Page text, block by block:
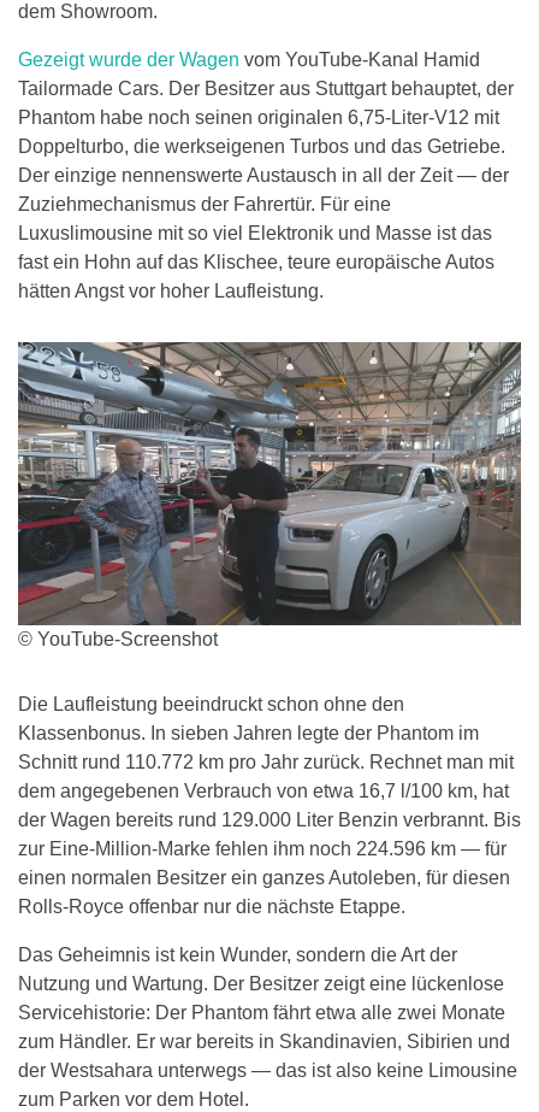
dem Showroom.
Gezeigt wurde der Wagen vom YouTube-Kanal Hamid
Tailormade Cars. Der Besitzer aus Stuttgart behauptet, der
Phantom habe noch seinen originalen 6,75-Liter-V12 mit
Doppelturbo, die werkseigenen Turbos und das Getriebe.
Der einzige nennenswerte Austausch in all der Zeit — der
Zuziehmechanismus der Fahrertür. Für eine
Luxuslimousine mit so viel Elektronik und Masse ist das
fast ein Hohn auf das Klischee, teure europäische Autos
hätten Angst vor hoher Laufleistung.
© YouTube-Screenshot
Die Laufleistung beeindruckt schon ohne den
Klassenbonus. In sieben Jahren legte der Phantom im
Schnitt rund 110.772 km pro Jahr zurück. Rechnet man mit
dem angegebenen Verbrauch von etwa 16,7 l/100 km, hat
der Wagen bereits rund 129.000 Liter Benzin verbrannt. Bis
zur Eine-Million-Marke fehlen ihm noch 224.596 km — für
einen normalen Besitzer ein ganzes Autoleben, für diesen
Rolls-Royce offenbar nur die nächste Etappe.
Das Geheimnis ist kein Wunder, sondern die Art der
Nutzung und Wartung. Der Besitzer zeigt eine lückenlose
Servicehistorie: Der Phantom fährt etwa alle zwei Monate
zum Händler. Er war bereits in Skandinavien, Sibirien und
der Westsahara unterwegs — das ist also keine Limousine
zum Parken vor dem Hotel.